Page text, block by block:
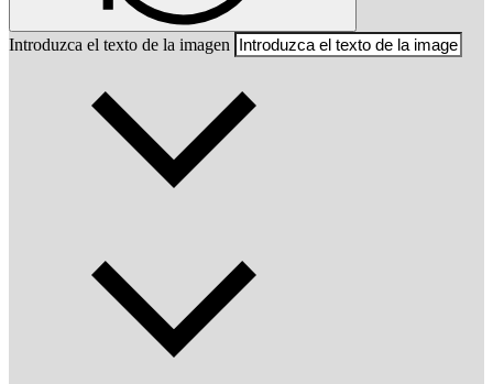
Introduzca el texto de la imagen